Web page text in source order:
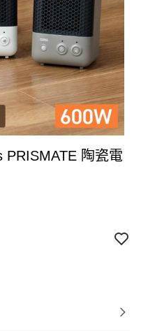
PRISMATE 陶瓷電